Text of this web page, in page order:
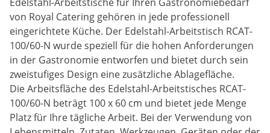
von Royal Catering gehören in jede professionell
eingerichtete Küche. Der Edelstahl-Arbeitstisch RCAT-
100/60-N wurde speziell für die hohen Anforderungen
in der Gastronomie entworfen und bietet durch sein
zweistufiges Design eine zusätzliche Ablagefläche.
Die Arbeitsfläche des Edelstahl-Arbeitstisches RCAT-
100/60-N beträgt 100 x 60 cm und bietet jede Menge
Platz für Ihre tägliche Arbeit. Bei der Verwendung von